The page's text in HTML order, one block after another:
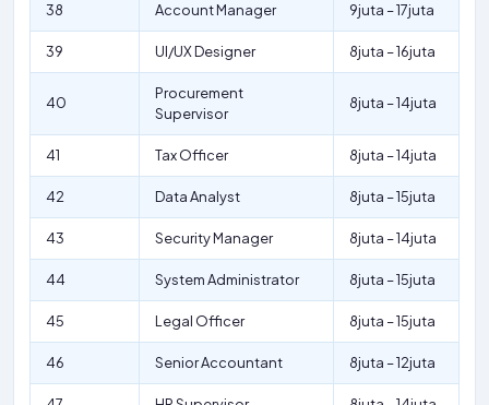
38 Account Manager 9juta – 17juta
39 UI/UX Designer 8juta – 16juta
40
Procurement
Supervisor
8juta – 14juta
41 Tax Officer 8juta – 14juta
42 Data Analyst 8juta – 15juta
43 Security Manager 8juta – 14juta
44 System Administrator 8juta – 15juta
45 Legal Officer 8juta – 15juta
46 Senior Accountant 8juta – 12juta